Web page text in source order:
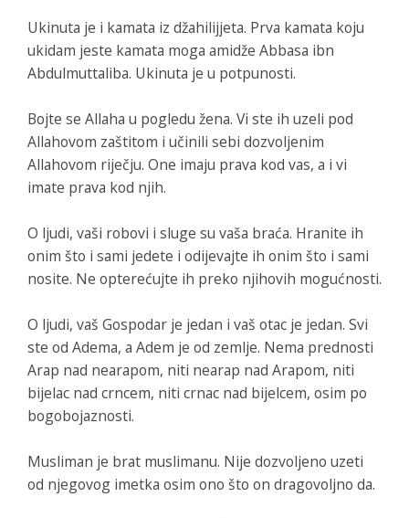
Ukinuta je i kamata iz džahilijjeta. Prva kamata koju
ukidam jeste kamata moga amidže Abbasa ibn
Abdulmuttaliba. Ukinuta je u potpunosti.
Bojte se Allaha u pogledu žena. Vi ste ih uzeli pod
Allahovom zaštitom i učinili sebi dozvoljenim
Allahovom riječju. One imaju prava kod vas, a i vi
imate prava kod njih.
O ljudi, vaši robovi i sluge su vaša braća. Hranite ih
onim što i sami jedete i odijevajte ih onim što i sami
nosite. Ne opterećujte ih preko njihovih mogućnosti.
O ljudi, vaš Gospodar je jedan i vaš otac je jedan. Svi
ste od Adema, a Adem je od zemlje. Nema prednosti
Arap nad nearapom, niti nearap nad Arapom, niti
bijelac nad crncem, niti crnac nad bijelcem, osim po
bogobojaznosti.
Musliman je brat muslimanu. Nije dozvoljeno uzeti
od njegovog imetka osim ono što on dragovoljno da.